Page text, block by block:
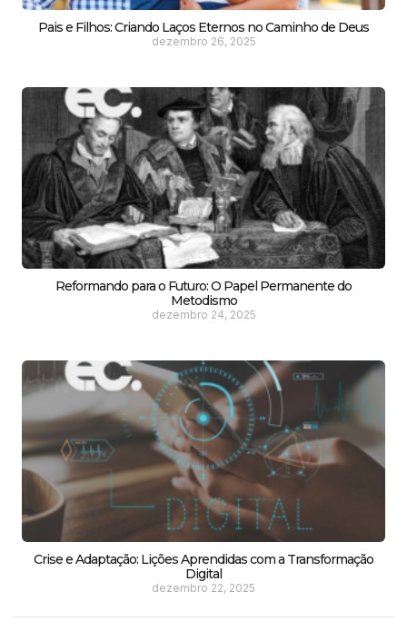
Pais e Filhos: Criando Laços Eternos no Caminho de Deus
dezembro 26, 2025
Reformando para o Futuro: O Papel Permanente do
Metodismo
dezembro 24, 2025
Crise e Adaptação: Lições Aprendidas com a Transformação
Digital
dezembro 22, 2025